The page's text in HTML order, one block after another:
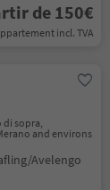
de 150€
incl. TVA
sopra,
and environs
Avelengo